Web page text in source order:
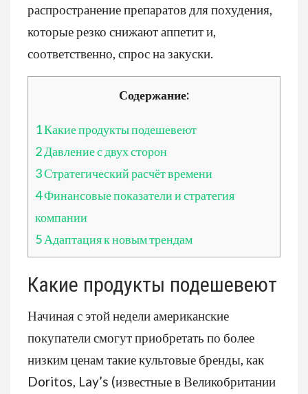
распространение препаратов для похудения,
которые резко снижают аппетит и,
соответственно, спрос на закуски.
Содержание:
1Какие продукты подешевеют
2 Давление с двух сторон
3Стратегический расчёт времени
4Финансовые показатели и стратегия
компании
5Адаптация к новым трендам
Какие продукты подешевеют
Начиная с этой недели американские
покупатели смогут приобретать по более
низким ценам такие культовые бренды, как
Doritos, Lay’s (известные в Великобритании